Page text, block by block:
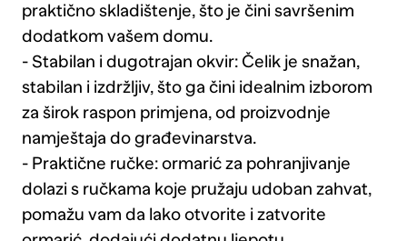
praktično skladištenje, što je čini savršenim
dodatkom vašem domu.
- Stabilan i dugotrajan okvir: Čelik je snažan,
stabilan i izdržljiv, što ga čini idealnim izborom
za širok raspon primjena, od proizvodnje
namještaja do građevinarstva.
- Praktične ručke: ormarić za pohranjivanje
dolazi s ručkama koje pružaju udoban zahvat,
pomažu vam da lako otvorite i zatvorite